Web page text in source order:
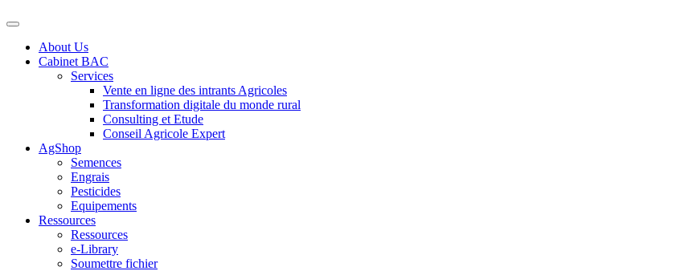
About Us
Cabinet BAC
Services
Vente en ligne des intrants Agricoles
Transformation digitale du monde rural
Consulting et Etude
Conseil Agricole Expert
AgShop
Semences
Engrais
Pesticides
Equipements
Ressources
Ressources
e-Library
Soumettre fichier